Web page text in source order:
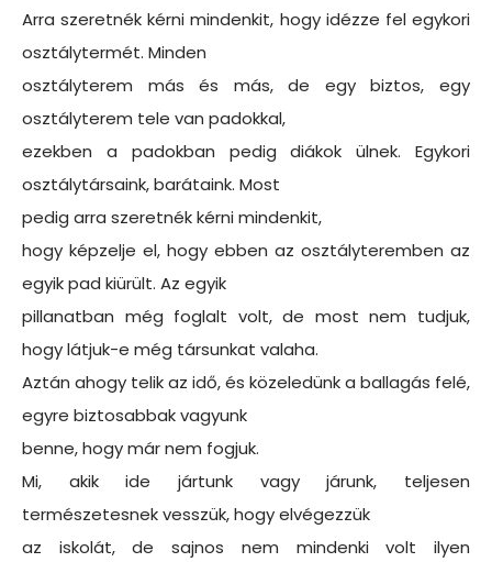
Arra szeretnék kérni mindenkit, hogy idézze fel egykori
osztálytermét. Minden
osztályterem más és más, de egy biztos, egy
osztályterem tele van padokkal,
ezekben a padokban pedig diákok ülnek. Egykori
osztálytársaink, barátaink. Most
pedig arra szeretnék kérni mindenkit,
hogy képzelje el, hogy ebben az osztályteremben az
egyik pad kiürült. Az egyik
pillanatban még foglalt volt, de most nem tudjuk,
hogy látjuk-e még társunkat valaha.
Aztán ahogy telik az idő, és közeledünk a ballagás felé,
egyre biztosabbak vagyunk
benne, hogy már nem fogjuk.
Mi, akik ide jártunk vagy járunk, teljesen
természetesnek vesszük, hogy elvégezzük
az iskolát, de sajnos nem mindenki volt ilyen